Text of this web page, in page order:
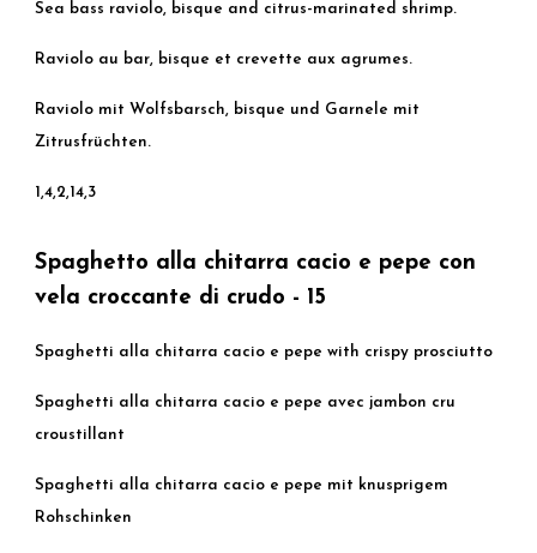
Sea bass raviolo, bisque and citrus-marinated shrimp.
Raviolo au bar, bisque et crevette aux agrumes.
Raviolo mit Wolfsbarsch, bisque und Garnele mit
Zitrusfrüchten.
1,4,2,14,3
Spaghetto alla chitarra cacio e pepe con
vela croccante di crudo - 15
Spaghetti alla chitarra cacio e pepe with crispy prosciutto
Spaghetti alla chitarra cacio e pepe avec jambon cru
croustillant
Spaghetti alla chitarra cacio e pepe mit knusprigem
Rohschinken